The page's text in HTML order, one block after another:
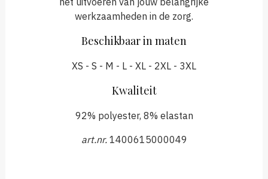
werkzaamheden in de zorg.
Beschikbaar in maten
XS - S - M - L - XL - 2XL - 3XL
Kwaliteit
92% polyester, 8% elastan
art.nr. 1400615000049